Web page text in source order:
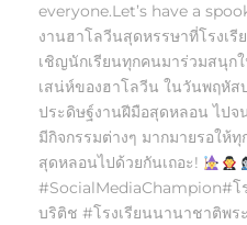
everyone.Let’s have a
งานฮาโลวีนสุดหรรษาที่โรงเ
เชิญนักเรียนทุกคนมาร่วมสนุก
เสน่ห์ของฮาโลวีน ในวันพฤหัส
ประดิษฐ์งานฝีมือสุดหลอน ไปจ
มีกิจกรรมต่างๆ มากมายรอให้
สุดหลอนไปด้วยกันเถอะ!
#SocialMediaChampion#โ
บริติช #โรงเรียนนานาชาติพร